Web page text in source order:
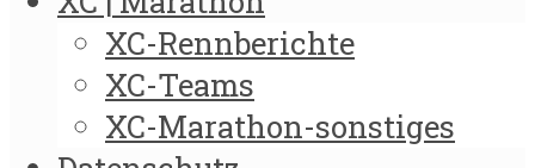
XC-Rennberichte
XC-Teams
XC-Marathon-sonstiges